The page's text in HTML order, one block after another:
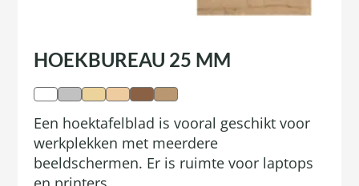
HOEKBUREAU 25 MM
Een hoektafelblad is vooral geschikt voor
werkplekken met meerdere
beeldschermen. Er is ruimte voor laptops